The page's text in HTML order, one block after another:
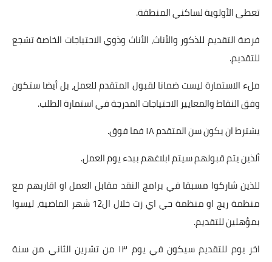
تعطى الأولوية لساكني المنطقة.
فرصة التقديم للذكور والأناث، الأناث وذوي الاحتياجات الخاصة تشجع
للتقديم.
ملء الاستمارة ليست ضمانا لقبول المتقدم للعمل، بل أيضا ستكون
وفق النقاط والمعايير الاحتياجات المدرجة في استمارة الطلب.
يشترط ان يكون سن المتقدم ١٨ فما فوق.
ألذين يتم قبولهم سيتم ابلاغهم ببدء يوم العمل.
للذين شاركوا مسبقا في برامج النقد مقابل العمل او اقاربهم مع
منظمة ريج او منظمة حي اي زت خلال ال12 شهر الماضية، ليسوا
بمؤهلين للتقديم.
اخر يوم للتقديم سيكون في يوم ١٣ من تشرين الثاني من سنة